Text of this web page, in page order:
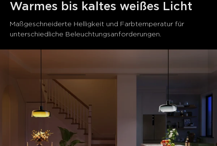
Warmes bis kaltes weißes Licht
Maßgeschneiderte Helligkeit und Farbtemperatur für
unterschiedliche Beleuchtungsanforderungen.